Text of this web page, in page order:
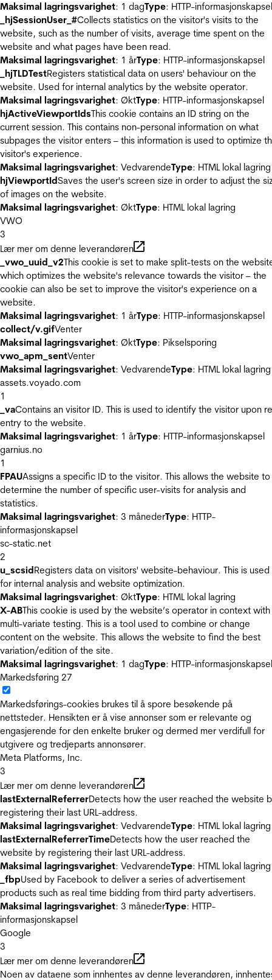
Maksimal lagringsvarighet: 1 dagType: HTTP-informasjonskapsel
_hjSessionUser_#Collects statistics on the visitor's visits to the
website, such as the number of visits, average time spent on the
website and what pages have been read.
Maksimal lagringsvarighet: 1 årType: HTTP-informasjonskapsel
_hjTLDTestRegisters statistical data on users' behaviour on the
website. Used for internal analytics by the website operator.
Maksimal lagringsvarighet: ØktType: HTTP-informasjonskapsel
hjActiveViewportIdsThis cookie contains an ID string on the
current session. This contains non-personal information on what
subpages the visitor enters – this information is used to optimize
visitor's experience.
Maksimal lagringsvarighet: VedvarendeType: HTML lokal lagring
hjViewportIdSaves the user's screen size in order to adjust the
of images on the website.
Maksimal lagringsvarighet: ØktType: HTML lokal lagring
VWO
3
Lær mer om denne leverandøren
_vwo_uuid_v2This cookie is set to make split-tests on the
which optimizes the website's relevance towards the visitor – the
cookie can also be set to improve the visitor's experience on a
website.
Maksimal lagringsvarighet: 1 årType: HTTP-informasjonskapsel
collect/v.gifVenter
Maksimal lagringsvarighet: ØktType: Pikselsporing
vwo_apm_sentVenter
Maksimal lagringsvarighet: VedvarendeType: HTML lokal lagring
assets.voyado.com
1
_vaContains an visitor ID. This is used to identify the visitor upon
entry to the website.
Maksimal lagringsvarighet: 1 årType: HTTP-informasjonskapsel
garnius.no
1
FPAUAssigns a specific ID to the visitor. This allows the website to
determine the number of specific user-visits for analysis and
statistics.
Maksimal lagringsvarighet: 3 månederType: HTTP-
informasjonskapsel
sc-static.net
2
u_scsidRegisters data on visitors' website-behaviour. This is used
for internal analysis and website optimization.
Maksimal lagringsvarighet: ØktType: HTML lokal lagring
X-ABThis cookie is used by the website’s operator in context with
multi-variate testing. This is a tool used to combine or change
content on the website. This allows the website to find the best
variation/edition of the site.
Maksimal lagringsvarighet: 1 dagType: HTTP-informasjonskapsel
Markedsføring 27
Markedsførings-cookies brukes til å spore besøkende på
nettsteder. Hensikten er å vise annonser som er relevante og
engasjerende for den enkelte bruker og dermed mer verdifull for
utgivere og tredjeparts annonsører.
Meta Platforms, Inc.
3
Lær mer om denne leverandøren
lastExternalReferrerDetects how the user reached the website
registering their last URL-address.
Maksimal lagringsvarighet: VedvarendeType: HTML lokal lagring
lastExternalReferrerTimeDetects how the user reached the
website by registering their last URL-address.
Maksimal lagringsvarighet: VedvarendeType: HTML lokal lagring
_fbpUsed by Facebook to deliver a series of advertisement
products such as real time bidding from third party advertisers.
Maksimal lagringsvarighet: 3 månederType: HTTP-
informasjonskapsel
Google
3
Lær mer om denne leverandøren
Noen av dataene som innhentes av denne leverandøren,